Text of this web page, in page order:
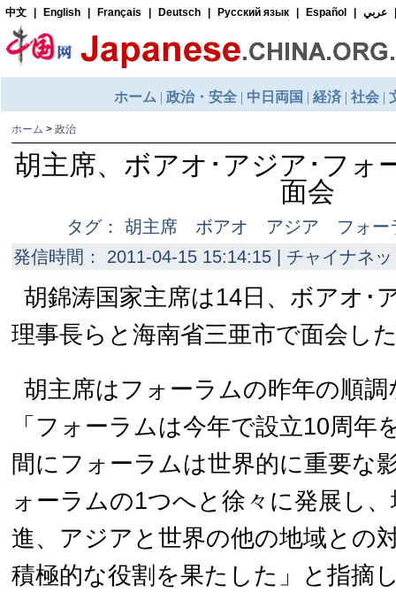
ホーム > 政治
胡主席、ボアオ･アジア･フォ
面会
タグ： 胡主席 ボアオ アジア フォ
発信時間： 2011-04-15 15:14:15 | チャイナネ
胡錦涛国家主席は14日、ボアオ･
理事長らと海南省三亜市で面会し
胡主席はフォーラムの昨年の順調
「フォーラムは今年で設立10周年
間にフォーラムは世界的に重要な
ォーラムの1つへと徐々に発展し
進、アジアと世界の他の地域との
積極的な役割を果たした」と指摘